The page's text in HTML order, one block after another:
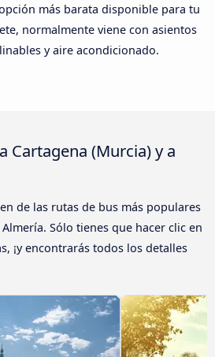
más barata disponible para tu
normalmente viene con asientos
y aire acondicionado.
Cartagena (Murcia) y a
de las rutas de bus más populares
Sólo tienes que hacer clic en
¡y encontrarás todos los detalles